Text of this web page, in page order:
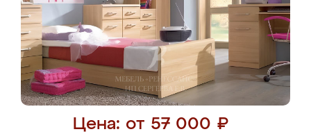
Цена: от 57 000 ₽